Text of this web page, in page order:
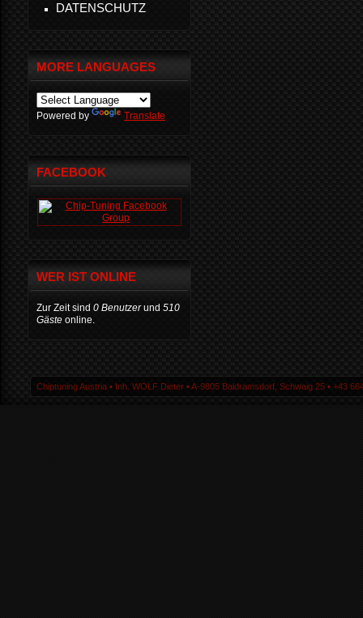
DATENSCHUTZ
MORE LANGUAGES
Powered by Translate
FACEBOOK
WER IST ONLINE
Zur Zeit sind 0 Benutzerund 510
Gäste online.
Chiptuning Austria ▪ Inh. WOLF Dieter ▪ A-9805 Baldramsdorf, Schwaig 25 ▪ +43